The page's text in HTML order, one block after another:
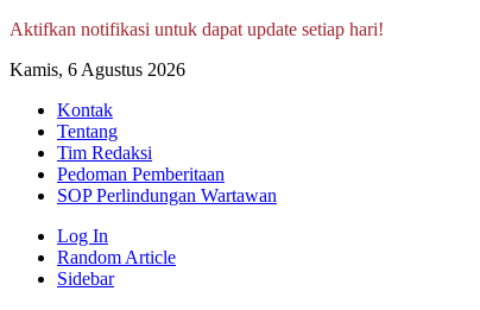
Aktifkan notifikasi untuk dapat update setiap hari!
Kamis, 6 Agustus 2026
Kontak
Tentang
Tim Redaksi
Pedoman Pemberitaan
SOP Perlindungan Wartawan
Log In
Random Article
Sidebar